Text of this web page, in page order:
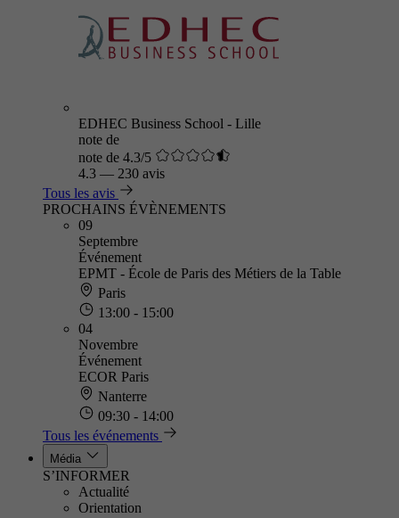
EDHEC Business School - Lille
note de
note de 4.3/5
4.3 — 230 avis
Tous les avis
PROCHAINS ÉVÈNEMENTS
09
Septembre
Événement
EPMT - École de Paris des Métiers de la Table
Paris
13:00 - 15:00
04
Novembre
Événement
ECOR Paris
Nanterre
09:30 - 14:00
Tous les événements
Média
S’INFORMER
Actualité
Orientation